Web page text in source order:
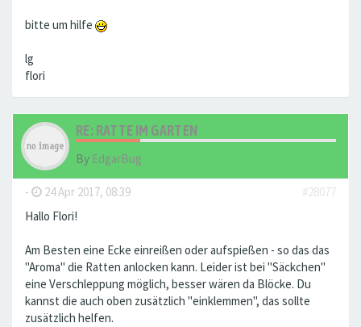
bitte um hilfe
lg
flori
RE: RATTE IM GARTEN
By EdgarBug
- 24 Apr 2017, 08:39
#28077
Hallo Flori!
Am Besten eine Ecke einreißen oder aufspießen - so das das
"Aroma" die Ratten anlocken kann. Leider ist bei "Säckchen"
eine Verschleppung möglich, besser wären da Blöcke. Du
kannst die auch oben zusätzlich "einklemmen", das sollte
zusätzlich helfen.